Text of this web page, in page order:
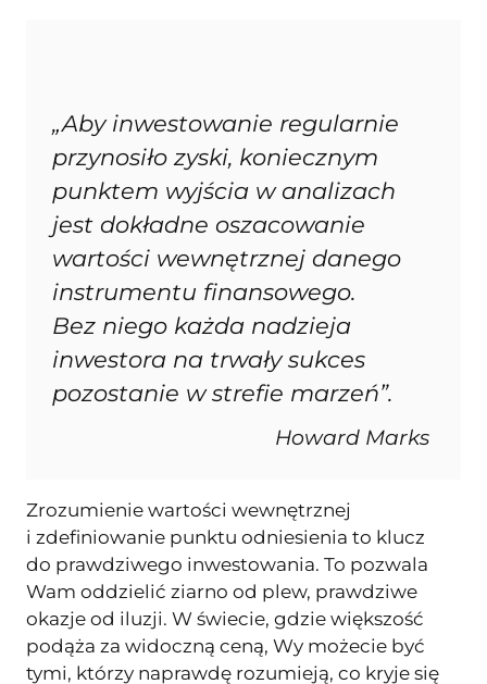
„Aby inwestowanie regularnie
przynosiło zyski, koniecznym
punktem wyjścia w analizach
jest dokładne oszacowanie
wartości wewnętrznej danego
instrumentu finansowego.
Bez niego każda nadzieja
inwestora na trwały sukces
pozostanie w strefie marzeń”.
Howard Marks
Zrozumienie wartości wewnętrznej
i zdefiniowanie punktu odniesienia to klucz
do prawdziwego inwestowania. To pozwala
Wam oddzielić ziarno od plew, prawdziwe
okazje od iluzji. W świecie, gdzie większość
podąża za widoczną ceną, Wy możecie być
tymi, którzy naprawdę rozumieją, co kryje się